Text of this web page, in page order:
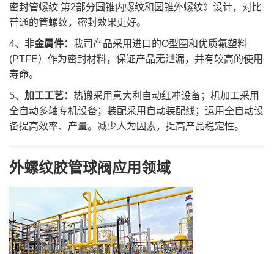
密封管螺纹 第2部分圆锥内螺纹和圆锥外螺纹》设计，对比
普通的管螺纹，密封效果更好。
4、 非金属件： 我司产品采用进口的O型圈和优质氟塑料
(PTFE）作为密封材料，保证产品无泄漏，并有较高的使用
寿命。
5、 加工工艺： 热锻采用意大利自动红冲设备；机加工采用
全自动多轴专机设备；装配采用自动装配线；运用全自动设
备提高效率、产量。减少人为因素，提高产品稳定性。
外螺纹胶管球阀应用领域